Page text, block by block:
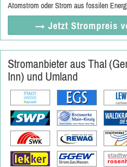
Atomstrom oder Strom aus fossilen
→ Jetzt Strompreis
Stromanbieter aus Thal
Inn) und Umland